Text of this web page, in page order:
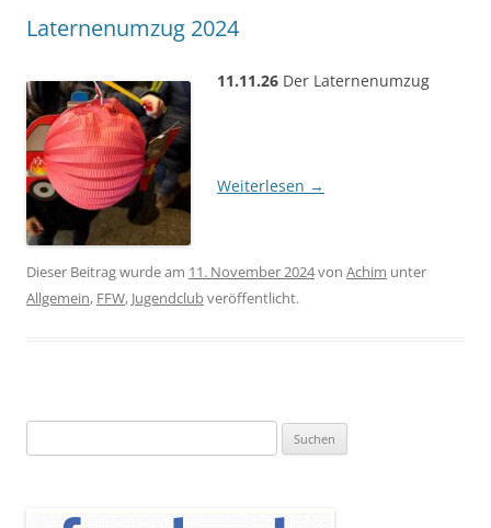
Laternenumzug 2024
11.11.26 Der Laternenumzug
Weiterlesen →
Dieser Beitrag wurde am 11. November 2024von Achim unter
Allgemein, FFW, Jugendclubveröffentlicht.
nach: